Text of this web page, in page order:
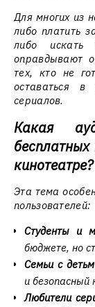
Для многих из
либо платить
либо искать
оправдывают
тех, кто не
оставаться
сериалов.
Какая
кинотеатре?
Эта тема
пользователей:
Студенты и
бюджете, но
Семьи с
и безопасный
Любители